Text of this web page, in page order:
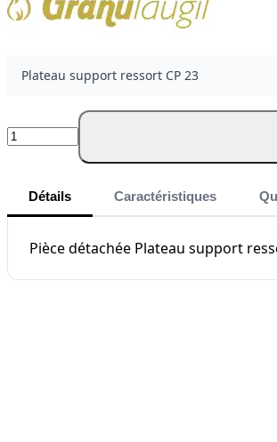
Plateau support ressort CP 23
Quantité
Détails Caractéristiques
Pièce détachée Plateau support